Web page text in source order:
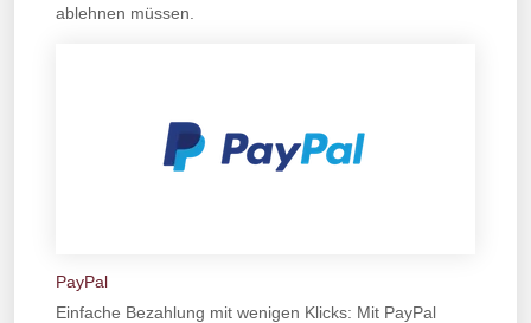
ablehnen müssen.
PayPal
Einfache Bezahlung mit wenigen Klicks: Mit PayPal